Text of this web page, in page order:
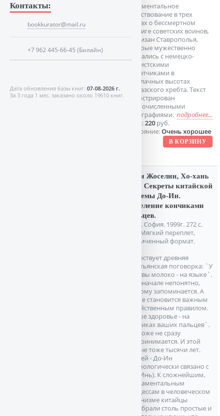
Документальное
повествование в трех
книгах о бессмертном
подвиге советских воинов,
партизан Ставрополья,
которые мужественно
сражались с немецко-
фашистскими
захватчиками в
заоблачных высотах
Кавказского хребта. Текст
иллюстрирован
многочисленными
фотографиями. подробнее...
Цена:220руб.
Состояние:Очень хорошее
Обри Жоселин, Хо-хань
Чан. Секреты китайской
системы До-Ин.
Исцеление кончиками
пальцев.
Киев. София. 1999г. 272 с.
илл. Мягкий переплет,
Увеличенный формат.
Существует древняя
крестьянская поговорка: `У
коровы молоко - на языке`.
Это вначале непонятно,
поэтому запоминается. А
позже становится важным
хозяйственным правилом.
`Ваше здоровье - на
кончиках ваших пальцев`.
Это тоже не сразу
воспринимается. И этой
истине тоже тысячи лет.
Имя ей - До-Ин
(этимологически связано с
Дао Инь). К сложнейшим,
фундаментальным
процессам в человеческом
организме китайцы
подобрали столь простые и
Контакты:
bookkurator@mail.ru
+7 962 445-66-45 (Билайн)
Дата обновления базы книг: 07-08-2026 г.
За 3 года 1 мес. заказано около 19610 книг.